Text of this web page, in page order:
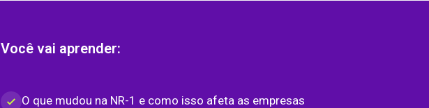
Você vai aprender:
O que mudou na NR-1 e como isso afeta as empresas